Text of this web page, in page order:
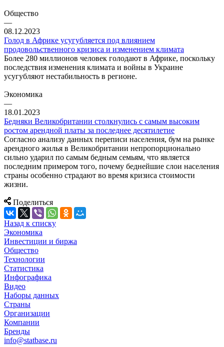
Общество
—
08.12.2023
Голод в Африке усугубляется под влиянием
продовольственного кризиса и изменением климата
Более 280 миллионов человек голодают в Африке, поскольку
последствия изменения климата и войны в Украине
усугубляют нестабильность в регионе.
Экономика
—
18.01.2023
Бедняки Великобритании столкнулись с самым высоким
ростом арендной платы за последнее десятилетие
Согласно анализу данных переписи населения, бум на рынке
арендного жилья в Великобритании непропорционально
сильно ударил по самым бедным семьям, что является
последним примером того, почему беднейшие слои населения
страны особенно страдают во время кризиса стоимости
жизни.
Поделиться
Назад к списку
Экономика
Инвестиции и биржа
Общество
Технологии
Cтатистика
Инфографика
Видео
Наборы данных
Страны
Организации
Компании
Бренды
info@statbase.ru